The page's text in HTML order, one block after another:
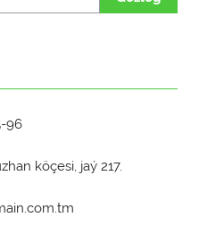
96
köçesi, jaý 217.